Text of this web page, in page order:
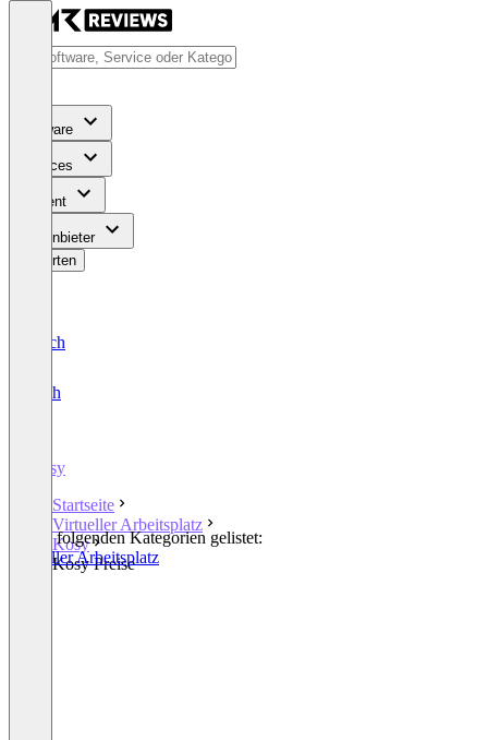
Software
Services
Content
Für Anbieter
Bewerten
Deutsch
English
Kosy
Startseite
Virtueller Arbeitsplatz
Kosy
Kosy Preise
In den folgenden Kategorien gelistet:
Virtueller Arbeitsplatz